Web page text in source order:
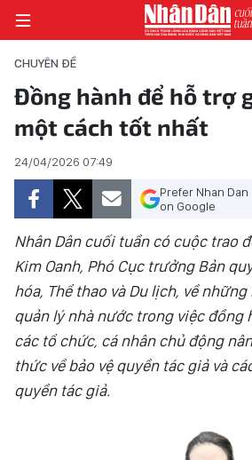
TRANG CHỦ
THỜI SỰ - CHÍNH TRỊ
E-MAGAZINE
GÓC NHÌN KINH TẾ
CHUYÊN ĐỀ
ĐỜI SỐNG XÃ HỘI
PHÓNG SỰ
CHUYÊN ĐỀ
Đồng hành để hỗ trợ
một cách tốt nhất
24/04/2026 07:49
Prefer Nhan Dan
on Google
Nhân Dân cuối tuần có cuộc trao
Kim Oanh, Phó Cục trưởng Bản
hóa, Thể thao và Du lịch, về
quản lý nhà nước trong việc đồng
các tổ chức, cá nhân chủ động
thức về bảo vệ quyền tác giả và
quyền tác giả.